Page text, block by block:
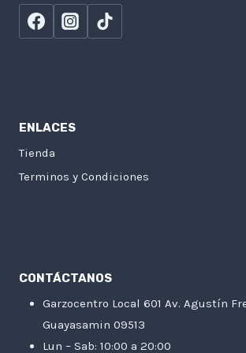
ENLACES
Tienda
Terminos y Condiciones
CONTÁCTANOS
Garzocentro Local 601 Av. Agustín
Guayasamin 09513
Lun – Sab: 10:00 a 20:00